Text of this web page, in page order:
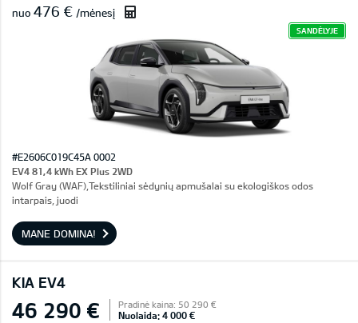
nuo 476 € /mėnesį
SANDĖLYJE
#E2606C019C45A 0002
EV4 81,4 kWh EX Plus 2WD
Wolf Gray (WAF),Tekstiliniai sėdynių apmušalai su ekologiškos odos
intarpais, juodi
MANE DOMINA!
KIA EV4
46 290 € Pradinė kaina: 50 290 €
Nuolaida: 4 000 €